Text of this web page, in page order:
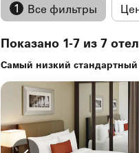
1 Все фильтры
Показано 1-7 из 7
Самый низкий стандартный